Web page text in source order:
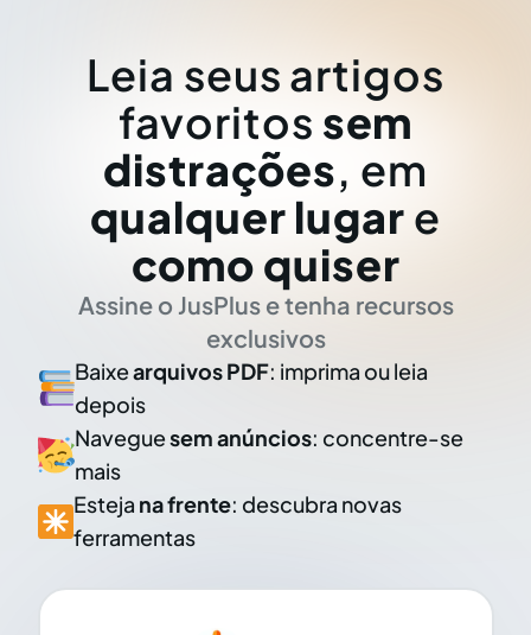
Leia seus artigos
favoritos sem
distrações, em
qualquer lugar e
como quiser
Assine o JusPlus e tenha recursos
exclusivos
Baixearquivos PDF: imprima ou leia
depois
Naveguesem anúncios: concentre-se
mais
Esteja na frente: descubra novas
ferramentas